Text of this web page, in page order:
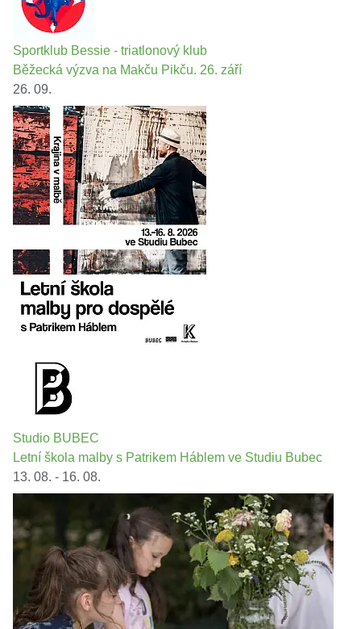
Sportklub Bessie - triatlonový klub
Běžecká výzva na Makču Pikču. 26. září
26. 09.
Studio BUBEC
Letní škola malby s Patrikem Háblem ve Studiu Bubec
13. 08. - 16. 08.